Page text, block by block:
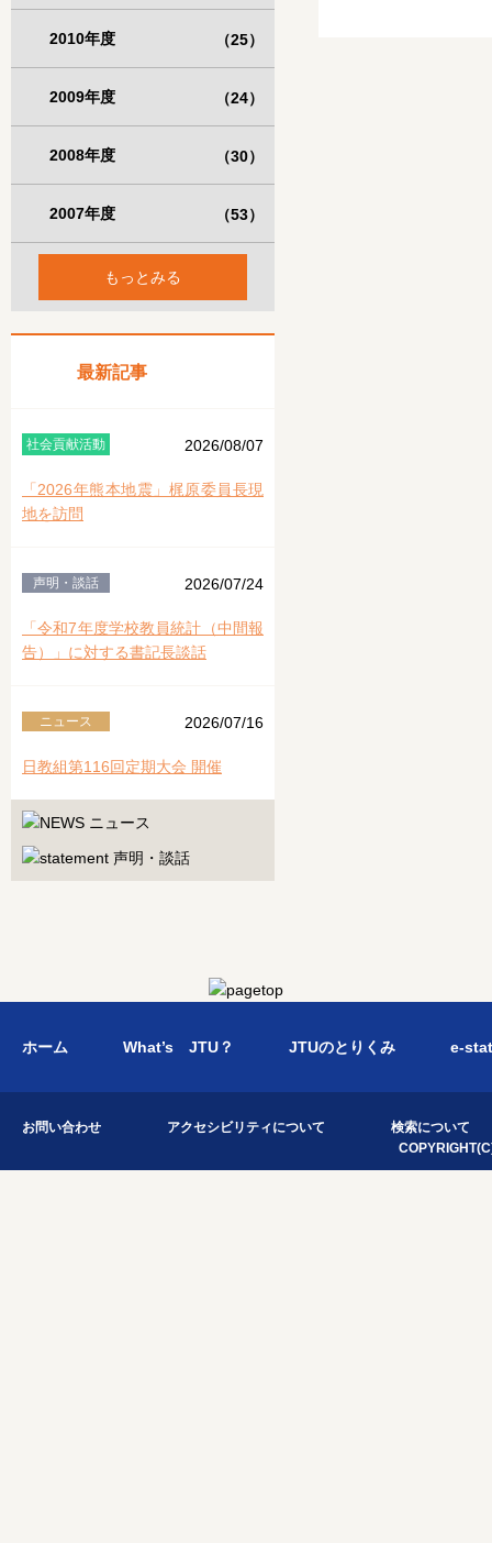
2010年度 （25）
2009年度 （24）
2008年度 （30）
2007年度 （53）
もっとみる
最新記事
社会貢献活動 2026/08/07
「2026年熊本地震」梶原委員長現
地を訪問
声明・談話 2026/07/24
「令和7年度学校教員統計（中間報
告）」に対する書記長談話
ニュース 2026/07/16
日教組第116回定期大会 開催
ホーム What’s JTU？ JTUのとりくみ e-
お問い合わせ アクセシビリティについて
検索について